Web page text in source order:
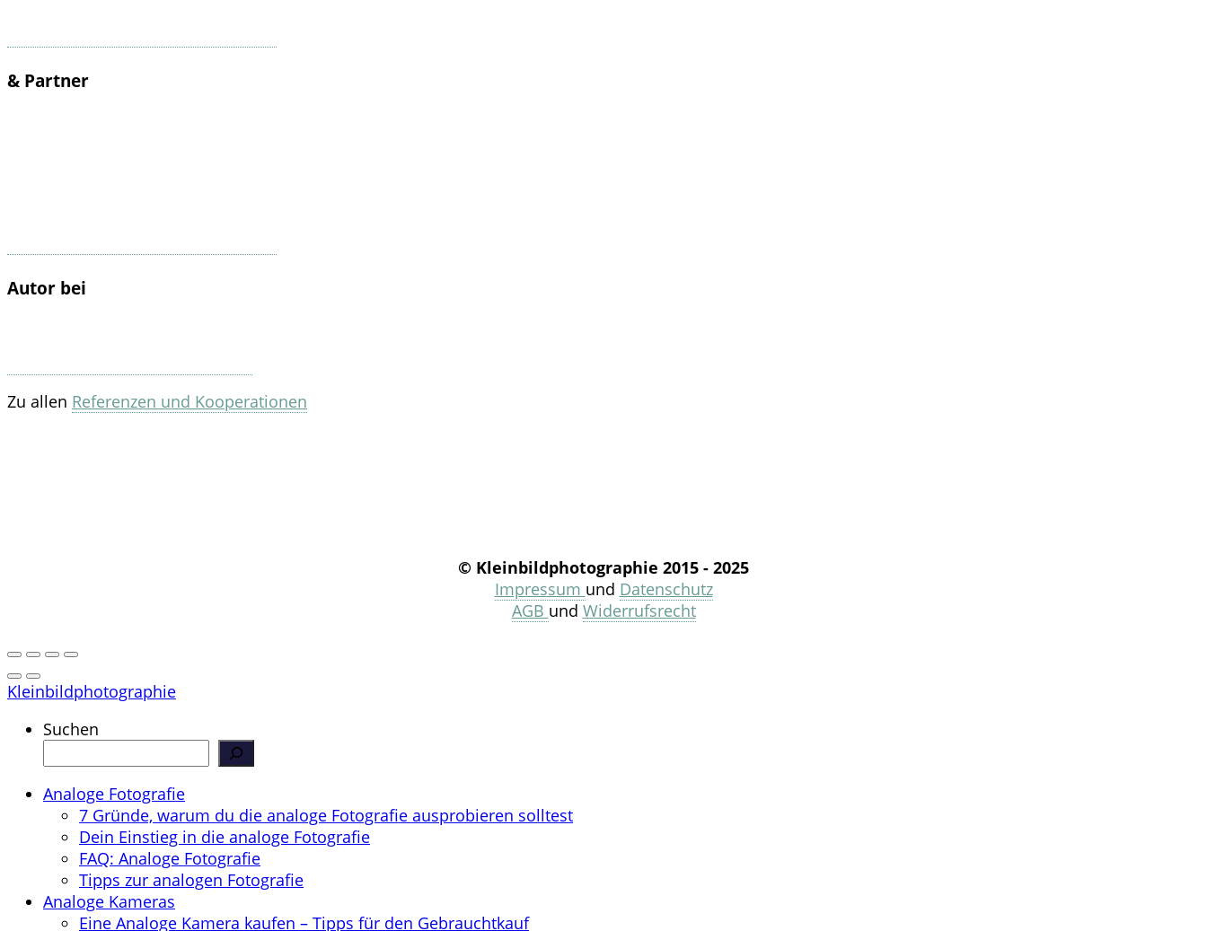
& Partner
Autor bei
Zu allen Referenzen und Kooperationen
© Kleinbildphotographie 2015 - 2025
Impressum und Datenschutz
AGB und Widerrufsrecht
Kleinbildphotographie
Suchen
Analoge Fotografie
7 Gründe, warum du die analoge Fotografie ausprobieren solltest
Dein Einstieg in die analoge Fotografie
FAQ: Analoge Fotografie
Tipps zur analogen Fotografie
Analoge Kameras
Eine Analoge Kamera kaufen – Tipps für den Gebrauchtkauf